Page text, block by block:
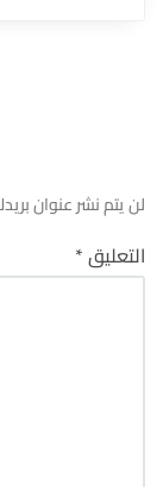
لن يتم نشر عنوان
التعليق*